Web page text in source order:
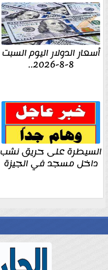
أسعار الدولار اليوم السبت
8-8-2026..
السيطرة على حريق نشب
داخل مسجد في الجيزة